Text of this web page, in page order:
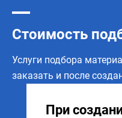
Стоимость
Услуги подбора
заказать и после
При